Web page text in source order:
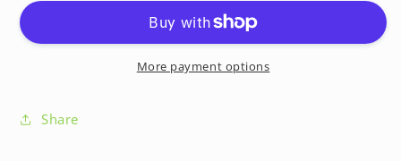
More payment options
Share